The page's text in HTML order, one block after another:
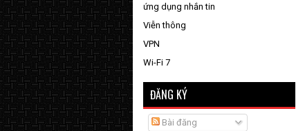
ứng dụng nhắn tin
Viễn thông
VPN
Wi-Fi 7
ĐĂNG KÝ
Bài đăng